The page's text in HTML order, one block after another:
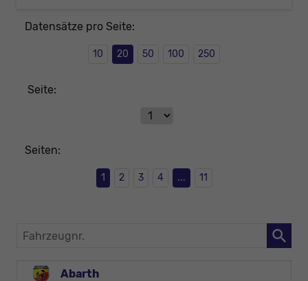
Datensätze pro Seite:
10 20 50 100 250
Seite:
Seiten:
1 2 3 4 ... 11
Fahrzeugnr.
Abarth